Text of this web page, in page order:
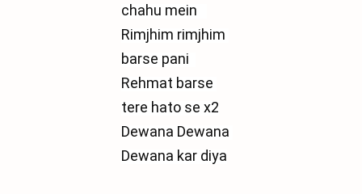
chahu mein
Rimjhim rimjhim
barse pani
Rehmat barse
tere hato se x2
Dewana Dewana
Dewana kar diya